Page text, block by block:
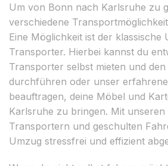
Um von Bonn nach Karlsruhe zu
verschiedene
Eine Möglichkeit ist der klassische
Transporter. Hierbei kannst du
Transporter selbst mieten und
durchführen oder unser
beauftragen, deine Möbel und
Karlsruhe zu bringen. Mit unseren
Transportern und geschulten
Umzug stressfrei und effizient